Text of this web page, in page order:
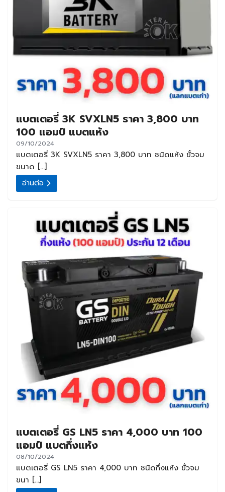
แบตเตอรี่ 3K SVXLN5 ราคา 3,800 บาท
100 แอมป์ แบตแห้ง
09/10/2024
แบตเตอรี่ 3K SVXLN5 ราคา 3,800 บาท ชนิดแห้ง ขั้วจม
ขนาด […]
อ่านต่อ
แบตเตอรี่ GS LN5 ราคา 4,000 บาท 100
แอมป์ แบตกึ่งแห้ง
08/10/2024
แบตเตอรี่ GS LN5 ราคา 4,000 บาท ชนิดกึ่งแห้ง ขั้วจม
ขนา […]